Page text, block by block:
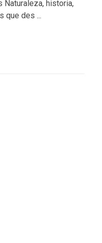
Naturaleza, historia,
que des ...